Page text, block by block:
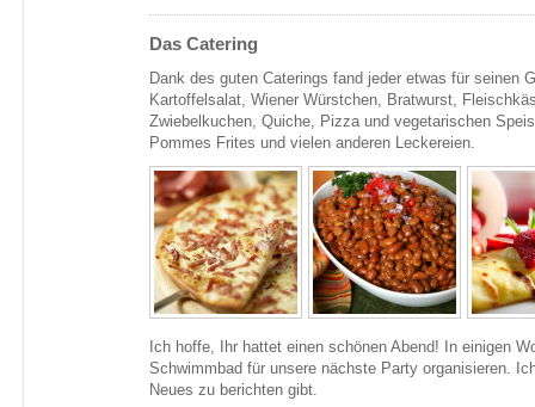
Das Catering
Dank des guten Caterings fand jeder etwas für seinen
Kartoffelsalat, Wiener Würstchen, Bratwurst,
Zwiebelkuchen, Quiche, Pizza und vegetarischen
Pommes Frites und vielen anderen Leckereien.
Ich hoffe, Ihr hattet einen schönen Abend! In einigen
Schwimmbad für unsere nächste Party organisieren.
Neues zu berichten gibt.